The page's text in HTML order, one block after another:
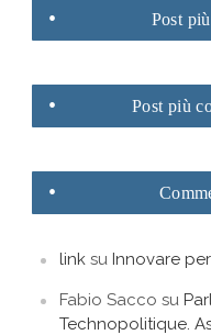
Post
Post più
link su Innovare
Fabio Sacco su
Technopolitique.